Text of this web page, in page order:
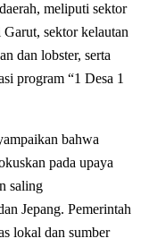
meliputi sektor
sektor kelautan
dan lobster, serta
program “1 Desa 1
bahwa
pada upaya
saling
Jepang. Pemerintah
lokal dan sumber